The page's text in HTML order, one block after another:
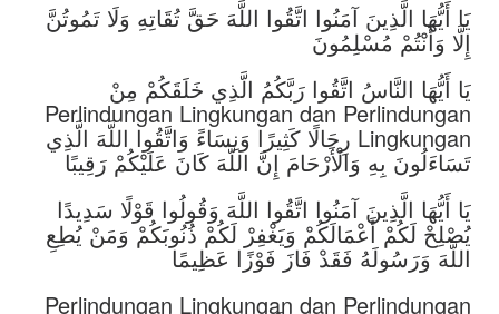
يَا أَيُّهَا الَّذِينَ آمَنُوا اتَّقُوا اللَّهَ حَقَّ تُقَاتِهِ وَلَا تَمُوتُنَّ
إِلَّا وَأَنْتُمْ مُسْلِمُونَ
يَا أَيُّهَا النَّاسُ اتَّقُوا رَبَّكُمُ الَّذِي خَلَقَكُمْ مِنْ
Perlindungan Lingkungan dan Perlindungan
Lingkungan رِجَالًا كَثِيرًا وَنِسَاءً وَاتَّقُوا اللَّهَ الَّذِي
تَسَاءَلُونَ بِهِ وَالْأَرْحَامَ إِنَّ اللَّهَ كَانَ عَلَيْكُمْ رَقِيبًا
يَا أَيُّهَا الَّذِينَ آمَنُوا اتَّقُوا اللَّهَ وَقُولُوا قَوْلًا سَدِيدًا
يُصْلِحْ لَكُمْ أَعْمَالَكُمْ وَيَغْفِرْ لَكُمْ ذُنُوبَكُمْ وَمَنْ يُطِعِ
اللَّهَ وَرَسُولَهُ فَقَدْ فَازَ فَوْزًا عَظِيمًا
Perlindungan Lingkungan dan Perlindungan